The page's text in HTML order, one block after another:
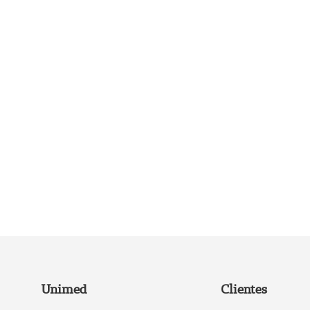
Unimed Clientes